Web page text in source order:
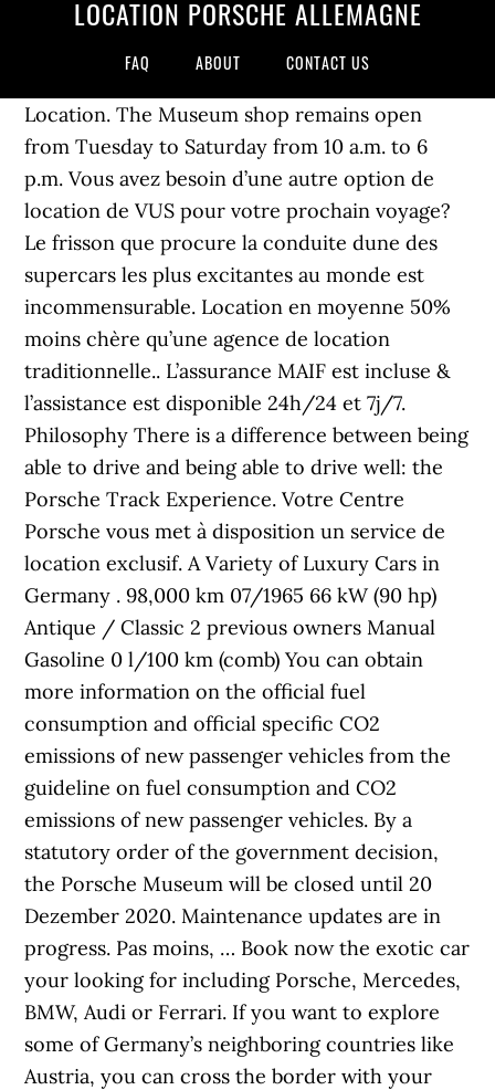
LOCATION PORSCHE ALLEMAGNE
FAQ ABOUT CONTACT US
Location. The Museum shop remains open
from Tuesday to Saturday from 10 a.m. to 6
p.m. Vous avez besoin d’une autre option de
location de VUS pour votre prochain voyage?
Le frisson que procure la conduite dune des
supercars les plus excitantes au monde est
incommensurable. Location en moyenne 50%
moins chère qu’une agence de location
traditionnelle.. L’assurance MAIF est incluse &
l’assistance est disponible 24h/24 et 7j/7.
Philosophy There is a difference between being
able to drive and being able to drive well: the
Porsche Track Experience. Votre Centre
Porsche vous met à disposition un service de
location exclusif. A Variety of Luxury Cars in
Germany . 98,000 km 07/1965 66 kW (90 hp)
Antique / Classic 2 previous owners Manual
Gasoline 0 l/100 km (comb) You can obtain
more information on the official fuel
consumption and official specific CO2
emissions of new passenger vehicles from the
guideline on fuel consumption and CO2
emissions of new passenger vehicles. By a
statutory order of the government decision,
the Porsche Museum will be closed until 20
Dezember 2020. Maintenance updates are in
progress. Pas moins, … Book now the exotic car
your looking for including Porsche, Mercedes,
BMW, Audi or Ferrari. If you want to explore
some of Germany’s neighboring countries like
Austria, you can cross the border with your